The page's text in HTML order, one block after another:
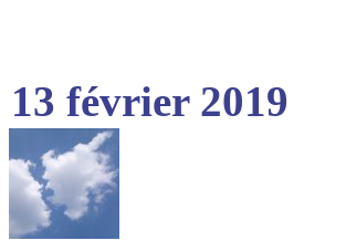
13 février 2019